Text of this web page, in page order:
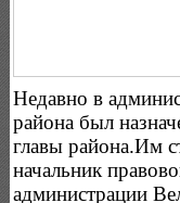
Недавно в
района был
главы района.Им
начальник
администрации